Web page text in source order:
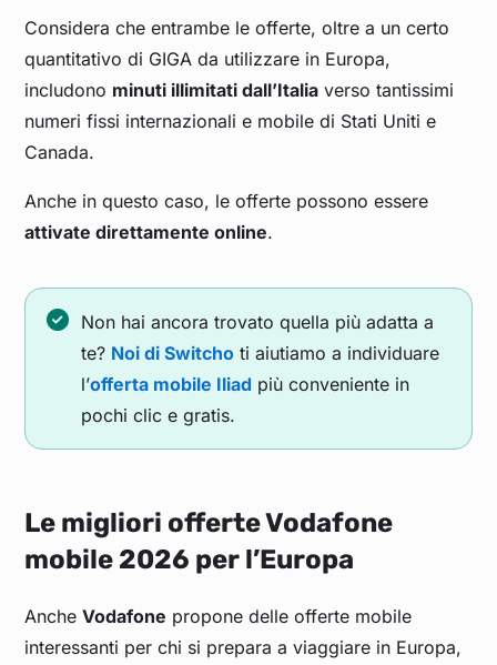
Considera che entrambe le offerte, oltre a un certo
quantitativo di GIGA da utilizzare in Europa,
includono minuti illimitati dall’Italia verso tantissimi
numeri fissi internazionali e mobile di Stati Uniti e
Canada.
Anche in questo caso, le offerte possono essere
attivate direttamente online.
Non hai ancora trovato quella più adatta a
te? Noi di Switcho ti aiutiamo a individuare
l’offerta mobile Iliad più conveniente in
pochi clic e gratis.
Le migliori offerte Vodafone
mobile 2026 per l’Europa
AncheVodafone propone delle offerte mobile
interessanti per chi si prepara a viaggiare in Europa,